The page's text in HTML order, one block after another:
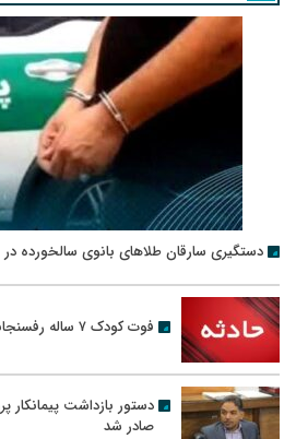
دستگیری سارقان طلاهای بانوی سالخورده
فوت کودک ۷ ساله رفسنجانی در سانحه رانندگی
دستور بازداشت
صادر شد